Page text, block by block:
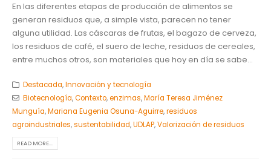
En las diferentes etapas de producción de alimentos se
generan residuos que, a simple vista, parecen no tener
alguna utilidad. Las cáscaras de frutas, el bagazo de cerveza,
los residuos de café, el suero de leche, residuos de cereales,
entre muchos otros, son materiales que hoy en día se sabe...
Destacada,Innovación y tecnología
Biotecnología,Contexto,enzimas,María Teresa Jiménez
Munguía,Mariana Eugenia Osuna-Aguirre,residuos
agroindustriales,sustentabilidad,UDLAP,Valorización de residuos
READ MORE...